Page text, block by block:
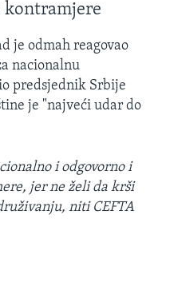
kontramjere
je odmah reagovao
nacionalnu
predsjednik Srbije
je "najveći udar do
i odgovorno i
jer ne želi da krši
niti CEFTA